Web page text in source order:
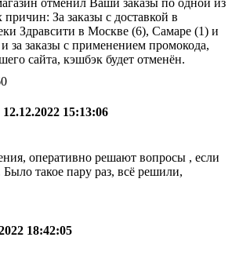
отменил Ваши заказы по одной из
За заказы с доставкой в
Здравсити в Москве (6), Самаре (1) и
за заказы с применением промокода,
сайта, кэшбэк будет отменён.
12.12.2022 15:13:06
оперативно решают вопросы , если
Было такое пару раз, всё решили,
18:42:05